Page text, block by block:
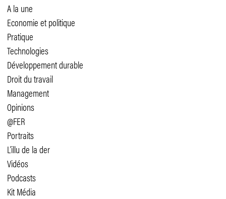
A la une
Economie et politique
Pratique
Technologies
Développement durable
Droit du travail
Management
Opinions
@FER
Portraits
L'illu de la der
Vidéos
Podcasts
Kit Média